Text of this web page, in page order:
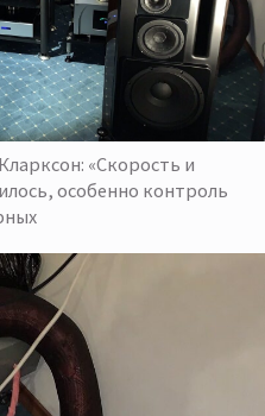
«Скорость и
особенно контроль